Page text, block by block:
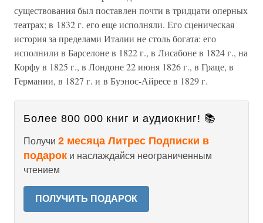
существования был поставлен почти в тридцати оперных
театрах; в 1832 г. его еще исполняли. Его сценическая
история за пределами Италии не столь богата: его
исполнили в Барселоне в 1822 г., в Лисабоне в 1824 г., на
Корфу в 1825 г., в Лондоне 22 июня 1826 г., в Граце, в
Германии, в 1827 г. и в Буэнос-Айресе в 1829 г.
Более 800 000 книг и аудиокниг! 📚
Получи 2 месяца Литрес Подписки в
подарок и наслаждайся неограниченным
чтением
ПОЛУЧИТЬ ПОДАРОК